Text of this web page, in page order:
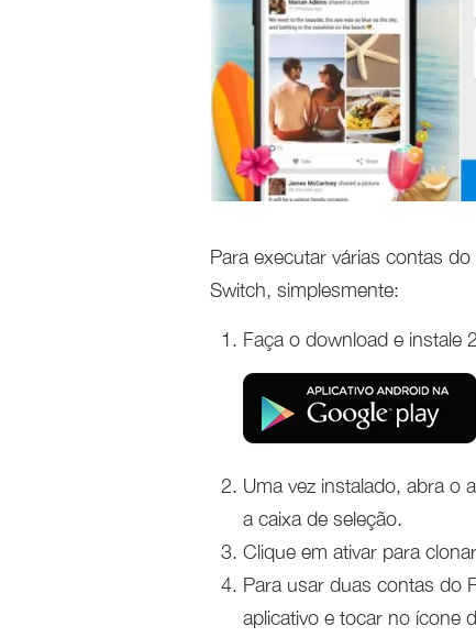
Para executar várias contas
Switch, simplesmente:
Faça o download e instale
Uma vez instalado, abra o
a caixa de seleção.
Clique em ativar para
Para usar duas contas do
aplicativo e tocar no ícone